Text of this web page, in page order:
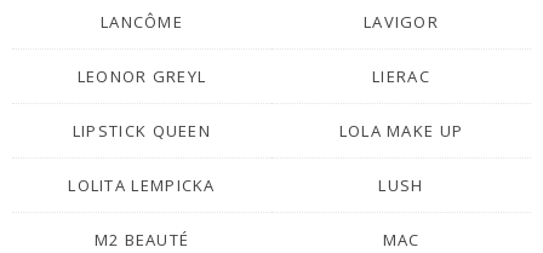
LANCÔME LAVIGOR
LEONOR GREYL LIERAC
LIPSTICK QUEEN LOLA MAKE UP
LOLITA LEMPICKA LUSH
M2 BEAUTÉ MAC